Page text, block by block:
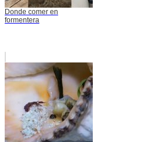
Donde comer en
formentera